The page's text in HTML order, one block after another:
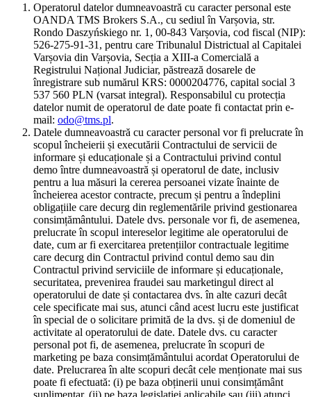
Operatorul datelor dumneavoastră cu caracter personal este
OANDA TMS Brokers S.A., cu sediul în Varșovia, str.
Rondo Daszyńskiego nr. 1, 00-843 Varșovia, cod fiscal (NIP):
526-275-91-31, pentru care Tribunalul Districtual al Capitalei
Varșovia din Varșovia, Secția a XIII-a Comercială a
Registrului Național Judiciar, păstrează dosarele de
înregistrare sub numărul KRS: 0000204776, capital social 3
537 560 PLN (varsat integral). Responsabilul cu protecția
datelor numit de operatorul de date poate fi contactat prin e-
mail: odo@tms.pl.
Datele dumneavoastră cu caracter personal vor fi prelucrate în
scopul încheierii și executării Contractului de servicii de
informare și educaționale și a Contractului privind contul
demo între dumneavoastră și operatorul de date, inclusiv
pentru a lua măsuri la cererea persoanei vizate înainte de
încheierea acestor contracte, precum și pentru a îndeplini
obligațiile care decurg din reglementările privind gestionarea
consimțământului. Datele dvs. personale vor fi, de asemenea,
prelucrate în scopul intereselor legitime ale operatorului de
date, cum ar fi exercitarea pretențiilor contractuale legitime
care decurg din Contractul privind contul demo sau din
Contractul privind serviciile de informare și educaționale,
securitatea, prevenirea fraudei sau marketingul direct al
operatorului de date și contactarea dvs. în alte cazuri decât
cele specificate mai sus, atunci când acest lucru este justificat
în special de o solicitare primită de la dvs. și de domeniul de
activitate al operatorului de date. Datele dvs. cu caracter
personal pot fi, de asemenea, prelucrate în scopuri de
marketing pe baza consimțământului acordat Operatorului de
date. Prelucrarea în alte scopuri decât cele menționate mai sus
poate fi efectuată: (i) pe baza obținerii unui consimțământ
suplimentar, (ii) pe baza legislației aplicabile sau (iii) atunci